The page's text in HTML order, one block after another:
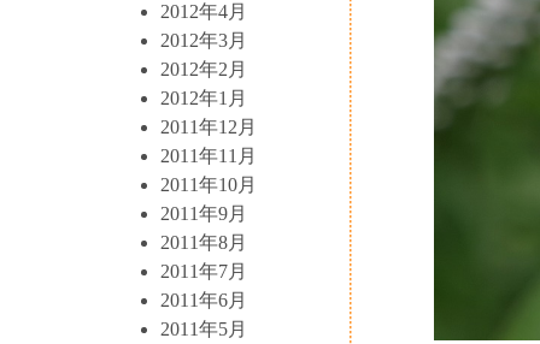
2012年4月
2012年3月
2012年2月
2012年1月
2011年12月
2011年11月
2011年10月
2011年9月
2011年8月
2011年7月
2011年6月
2011年5月